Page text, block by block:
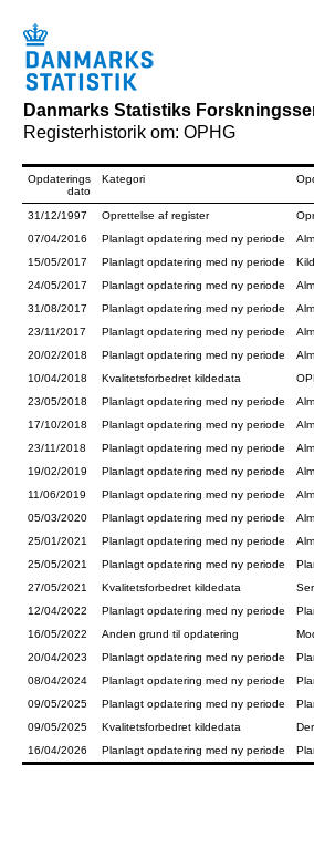
Danmarks Statistiks
Registerhistorik om: OPHG
Opdaterings
dato
Kategori
31/12/1997 Oprettelse af register
07/04/2016
Planlagt opdatering med ny periode
15/05/2017
Planlagt opdatering med ny periode
24/05/2017
Planlagt opdatering med ny periode
31/08/2017
Planlagt opdatering med ny periode
23/11/2017
Planlagt opdatering med ny periode
20/02/2018
Planlagt opdatering med ny periode
10/04/2018
Kvalitetsforbedret kildedata
23/05/2018
Planlagt opdatering med ny periode
17/10/2018
Planlagt opdatering med ny periode
23/11/2018
Planlagt opdatering med ny periode
19/02/2019
Planlagt opdatering med ny periode
11/06/2019
Planlagt opdatering med ny periode
05/03/2020
Planlagt opdatering med ny periode
25/01/2021
Planlagt opdatering med ny periode
25/05/2021
Planlagt opdatering med ny periode
27/05/2021
Kvalitetsforbedret kildedata
12/04/2022
Planlagt opdatering med ny periode
16/05/2022
Anden grund til opdatering
20/04/2023
Planlagt opdatering med ny periode
08/04/2024
Planlagt opdatering med ny periode
09/05/2025
Planlagt opdatering med ny periode
09/05/2025
Kvalitetsforbedret kildedata
16/04/2026
Planlagt opdatering med ny periode